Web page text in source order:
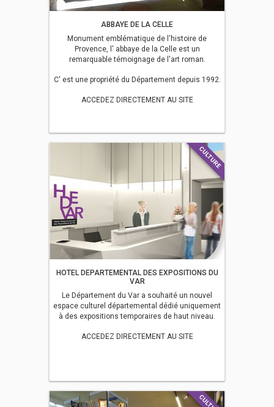
ABBAYE DE LA CELLE
Monument emblématique de l'histoire de
Provence, l' abbaye de la Celle est un
remarquable témoignage de l'art roman.
C' est une propriété du Département depuis 1992.
ACCEDEZ DIRECTEMENT AU SITE
CULTURE
HOTEL DEPARTEMENTAL DES EXPOSITIONS DU
VAR
Le Département du Var a souhaité un nouvel
espace culturel départemental dédié uniquement
à des expositions temporaires de haut niveau.
ACCEDEZ DIRECTEMENT AU SITE